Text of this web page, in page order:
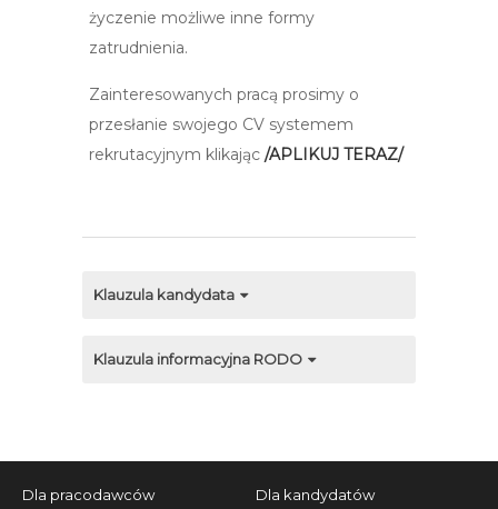
życzenie możliwe inne formy
zatrudnienia.
Zainteresowanych pracą prosimy o
przesłanie swojego CV systemem
rekrutacyjnym klikając /APLIKUJ TERAZ/
Klauzula kandydata
Klauzula informacyjna RODO
Dla pracodawców Dla kandydatów